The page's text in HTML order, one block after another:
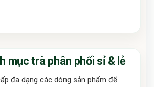
mục trà phân phối sỉ & lẻ
đa dạng các dòng sản phẩm để